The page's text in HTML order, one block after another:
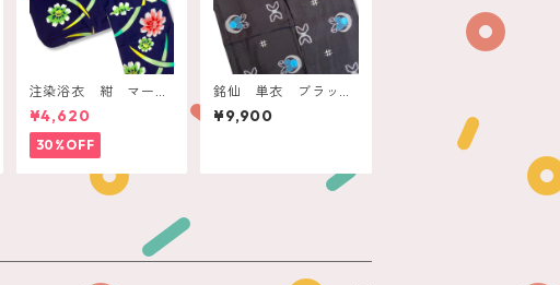
注染浴衣 紺 マーガ
レットに三日月リーフ
¥4,620
30%OFF
銘仙 単衣 ブラッ
ク てんとう虫と蝶
¥9,900